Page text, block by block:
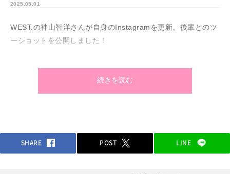
2025.05.01
WEST.の神山智洋さんが自身のInstagramを更新。後輩とのツ
ーショットを公開しました！
続きを読む
SHARE POST LINE